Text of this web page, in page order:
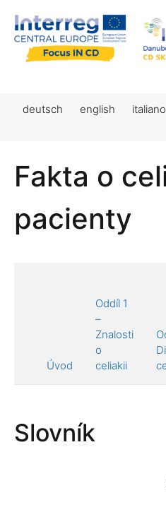
deutsch english italiano
Fakta o
pacienty
Úvod
Oddíl 1
–
Znalosti
o
celiakii
Slovník